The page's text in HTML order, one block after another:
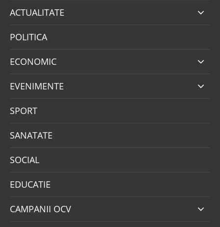
ACTUALITATE
POLITICA
ECONOMIC
EVENIMENTE
SPORT
SANATATE
SOCIAL
EDUCATIE
CAMPANII OCV